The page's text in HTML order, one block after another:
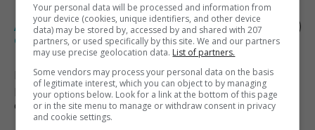
Assistant chef d'équipe aux opérations
culinaires
Bromont, QC
Restauration, hôtellerie, tourisme
et loisirs
Your personal data will be processed and information from
your device (cookies, unique identifiers, and other device
data) may be stored by, accessed by and shared with 207
partners, or used specifically by this site. We and our partners
may use precise geolocation data. List of partners.
Some vendors may process your personal data on the basis
of legitimate interest, which you can object to by managing
your options below. Look for a link at the bottom of this page
or in the site menu to manage or withdraw consent in privacy
and cookie settings.